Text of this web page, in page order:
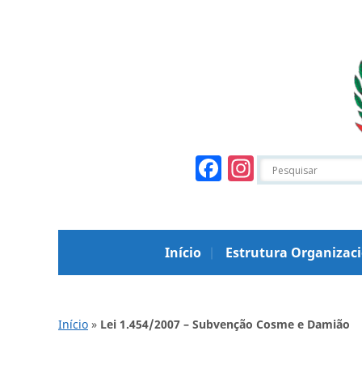
Facebook
Início Estrutura
Início » Lei 1.454/2007 – Subvenção Cosme e Damião